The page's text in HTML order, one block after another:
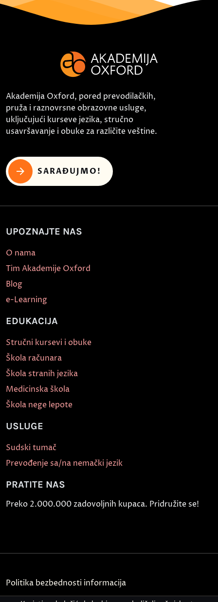
Akademija Oxford, pored prevodilačkih,
pruža i raznovrsne obrazovne usluge,
uključujući kurseve jezika, stručno
usavršavanje i obuke za različite veštine.
SARAĐUJMO!
UPOZNAJTE NAS
O nama
Tim Akademije Oxford
Blog
e-Learning
EDUKACIJA
Stručni kursevi i obuke
Škola računara
Škola stranih jezika
Medicinska škola
Škola nege lepote
USLUGE
Sudski tumač
Prevođenje sa/na nemački jezik
PRATITE NAS
Preko 2.000.000 zadovoljnih kupaca. Pridružite se!
Politika bezbednosti informacija